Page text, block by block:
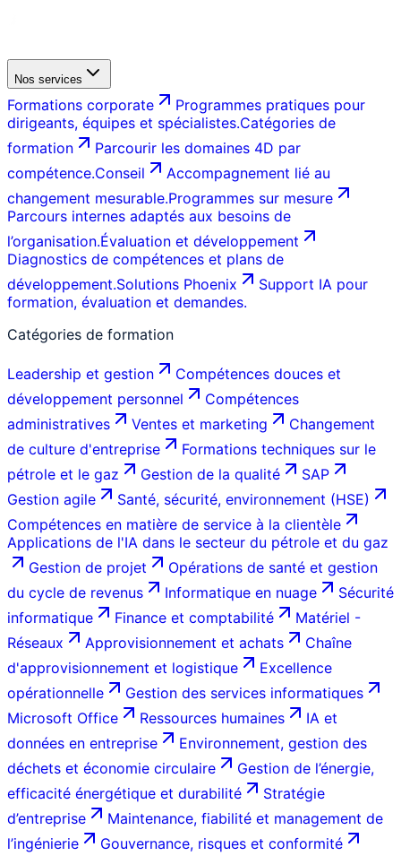
Nos services
Formations corporate
Programmes pratiques pour
dirigeants, équipes et spécialistes.Catégories de
formation
Parcourir les domaines 4D par
compétence.Conseil
Accompagnement lié au
changement mesurable.Programmes sur mesure
Parcours internes adaptés aux besoins de
l’organisation.Évaluation et développement
Diagnostics de compétences et plans de
développement.Solutions Phoenix
Support IA pour
formation, évaluation et demandes.
Catégories de formation
Leadership et gestion
Compétences douces et
développement personnel
Compétences
administratives
Ventes et marketing
Changement
de culture d'entreprise
Formations techniques sur le
pétrole et le gaz
Gestion de la qualité
SAP
Gestion agile
Santé, sécurité, environnement (HSE)
Compétences en matière de service à la clientèle
Applications de l'IA dans le secteur du pétrole et du gaz
Gestion de projet
Opérations de santé et gestion
du cycle de revenus
Informatique en nuage
Sécurité
informatique
Finance et comptabilité
Matériel -
Réseaux
Approvisionnement et achats
Chaîne
d'approvisionnement et logistique
Excellence
opérationnelle
Gestion des services informatiques
Microsoft Office
Ressources humaines
IA et
données en entreprise
Environnement, gestion des
déchets et économie circulaire
Gestion de l’énergie,
efficacité énergétique et durabilité
Stratégie
d’entreprise
Maintenance, fiabilité et management de
l’ingénierie
Gouvernance, risques et conformité